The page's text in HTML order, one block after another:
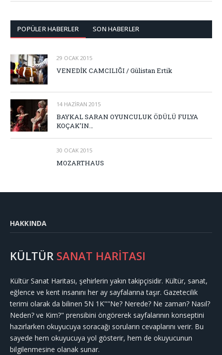
POPÜLER HABERLER SON HABERLER
29 OCAK 2015
VENEDİK CAMCILIĞI / Gülistan Ertik
14 HAZIRAN 2015
BAYKAL SARAN OYUNCULUK ÖDÜLÜ FULYA
KOÇAK’IN…
30 OCAK 2015
MOZARTHAUS
HAKKINDA
KÜLTÜR SANAT HARİTASI
Kültür Sanat Haritası, şehirlerin yakın takipçisidir. Kültür, sanat,
eğlence ve kent insanını her ay sayfalarına taşır. Gazetecilik
terimi olarak da bilinen 5N 1K""Ne? Nerede? Ne zaman? Nasıl?
Neden? ve Kim?" prensibini öngörerek sayfalarının konseptini
hazırlarken okuyucuya soracağı soruların cevaplarını verir. Bu
sayede hem okuyucuya yol gösterir, hem de okuyucunun
bilgilenmesine olanak sunar.